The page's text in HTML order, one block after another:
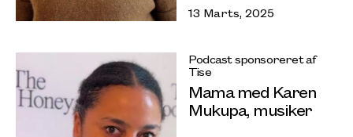
13 Marts, 2025
Podcast sponsoreret af
Tise
Mama med Karen
Mukupa, musiker